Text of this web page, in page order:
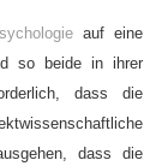
auf eine
so beide in ihrer
dass die
dass die